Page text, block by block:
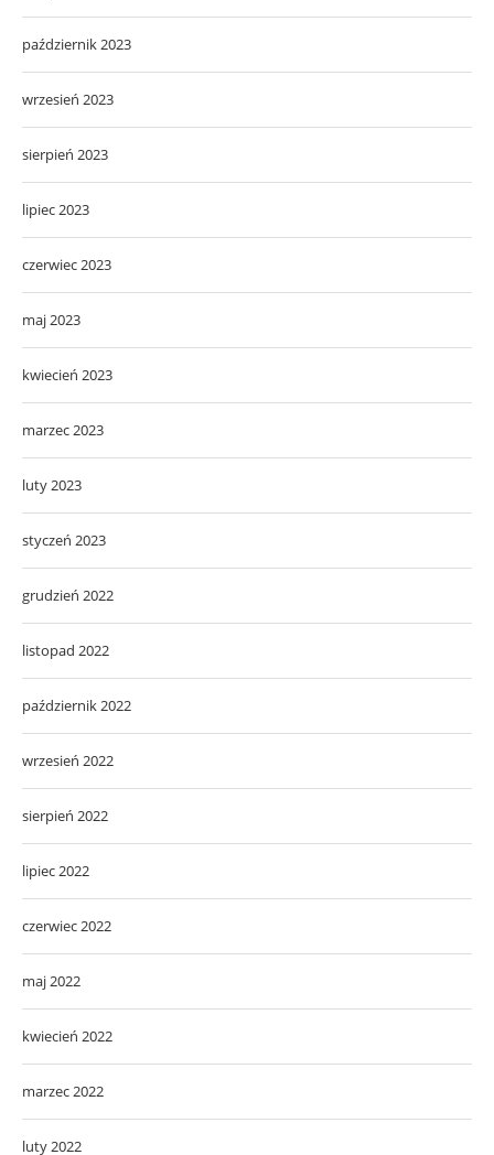
październik 2023
wrzesień 2023
sierpień 2023
lipiec 2023
czerwiec 2023
maj 2023
kwiecień 2023
marzec 2023
luty 2023
styczeń 2023
grudzień 2022
listopad 2022
październik 2022
wrzesień 2022
sierpień 2022
lipiec 2022
czerwiec 2022
maj 2022
kwiecień 2022
marzec 2022
luty 2022